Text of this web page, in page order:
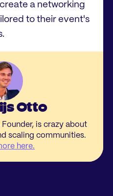
a networking
to their event's
Otto
is crazy about
scaling communities.
here.